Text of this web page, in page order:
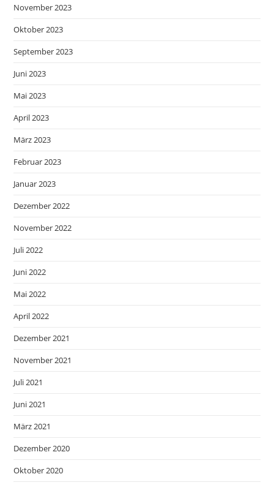
November 2023
Oktober 2023
September 2023
Juni 2023
Mai 2023
April 2023
März 2023
Februar 2023
Januar 2023
Dezember 2022
November 2022
Juli 2022
Juni 2022
Mai 2022
April 2022
Dezember 2021
November 2021
Juli 2021
Juni 2021
März 2021
Dezember 2020
Oktober 2020